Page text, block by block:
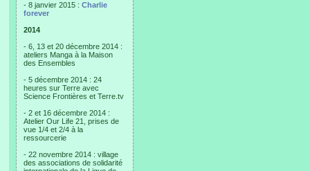
- 8 janvier 2015 : Charlie
forever
2014
- 6, 13 et 20 décembre 2014 :
ateliers Manga à la Maison
des Ensembles
- 5 décembre 2014 : 24
heures sur Terre avec
Science Frontières et Terre.tv
- 2 et 16 décembre 2014 :
Atelier Our Life 21, prises de
vue 1/4 et 2/4 à la
ressourcerie
- 22 novembre 2014 : village
des associations de solidarité